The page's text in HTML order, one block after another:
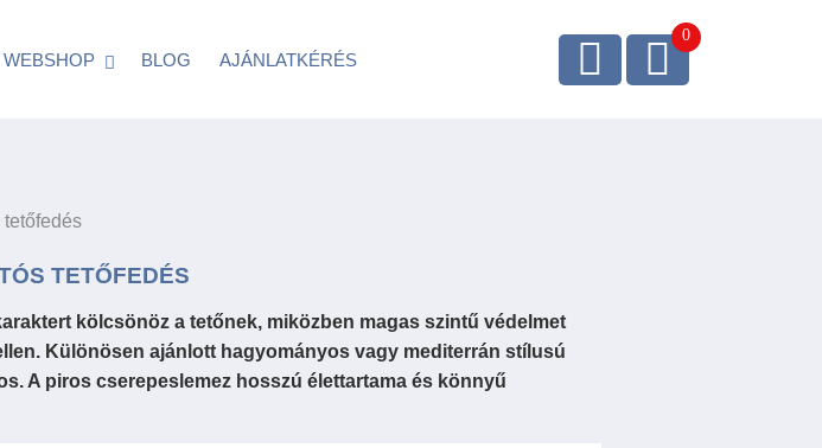
WEBSHOP BLOG AJÁNLATKÉRÉS
TETŐFEDÉS
kölcsönöz a tetőnek, miközben magas szintű védelmet
Különösen ajánlott hagyományos vagy mediterrán stílusú
A piros cserepeslemez hosszú élettartama és könnyű